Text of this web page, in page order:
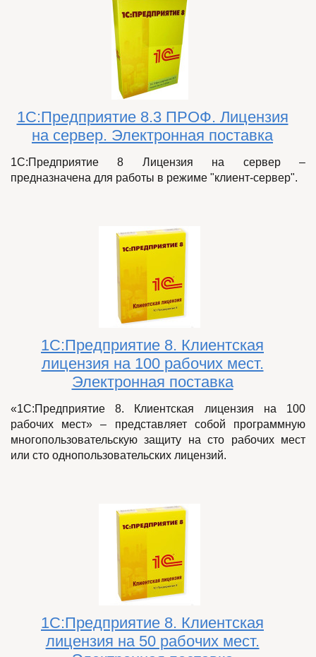
1С:Предприятие 8.3 ПРОФ. Лицензия
на сервер. Электронная поставка
1С:Предприятие 8 Лицензия на сервер –
предназначена для работы в режиме "клиент-сервер".
1С:Предприятие 8. Клиентская
лицензия на 100 рабочих мест.
Электронная поставка
«1С:Предприятие 8. Клиентская лицензия на 100
рабочих мест» – представляет собой программную
многопользовательскую защиту на сто рабочих мест
или сто однопользовательских лицензий.
1С:Предприятие 8. Клиентская
лицензия на 50 рабочих мест.